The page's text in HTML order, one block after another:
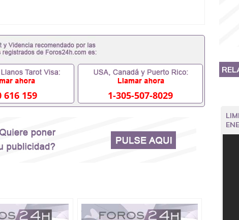
专业，学位，毕业时间都可以根据客户要求安排。 国
会查吗551190476入职国企/事业单位需要些什么材料
业证怎么办, 毕业证丢了怎么办, 没有正常毕业怎么办
学、挂科而没有正常毕业551190476您是否因为递交
业而导致回国得不到教育部认证在校挂科了不想读了,
凭怎么办,怎么办理本科/研究生文凭551190476如何办
哪里可以买国外文凭551190476国外本科毕业
怎么办理 外假毕业证551190476哪里可以制作
留学生在哪里可以买假毕业证551190476哪里可
假大学毕业证QQ微信551190476国外毕业证去哪认证
外毕业证外壳定制QQ微信551190476快速代办国外毕
国外留学文凭认证QQ微信551190476国外文凭
科毕业证怎么办理QQ微信551190476国外大学文凭真
信551190476办理国外文凭要交定金吗QQ微信
买真文凭可信吗QQ微信551190476学士学位证书查询
616 159 1-305-507-8029